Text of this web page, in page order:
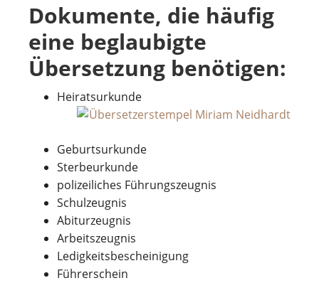
Dokumente, die häufig
eine beglaubigte
Übersetzung benötigen:
Heiratsurkunde
Geburtsurkunde
Sterbeurkunde
polizeiliches Führungszeugnis
Schulzeugnis
Abiturzeugnis
Arbeitszeugnis
Ledigkeitsbescheinigung
Führerschein